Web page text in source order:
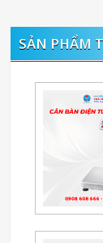
SẢN PHẨM